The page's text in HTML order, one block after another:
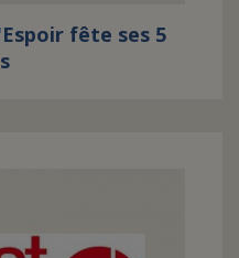
fête ses 5